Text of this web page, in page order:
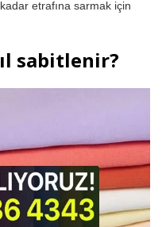
etrafına sarmak için
sabitlenir?